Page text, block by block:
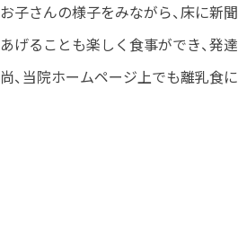
お子さんの様子をみながら、床に新
あげることも楽しく食事ができ、発
尚、当院ホームページ上でも離乳食